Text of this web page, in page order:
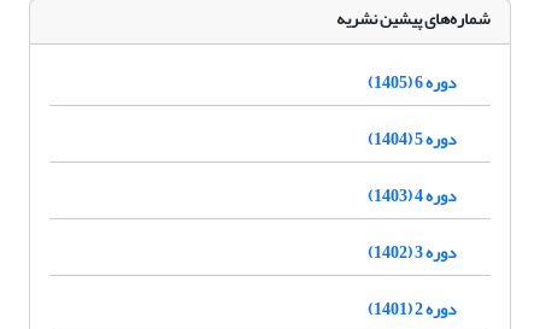
شماره‌های پیشین نشریه
دوره 6 (1405)
دوره 5 (1404)
دوره 4 (1403)
دوره 3 (1402)
دوره 2 (1401)